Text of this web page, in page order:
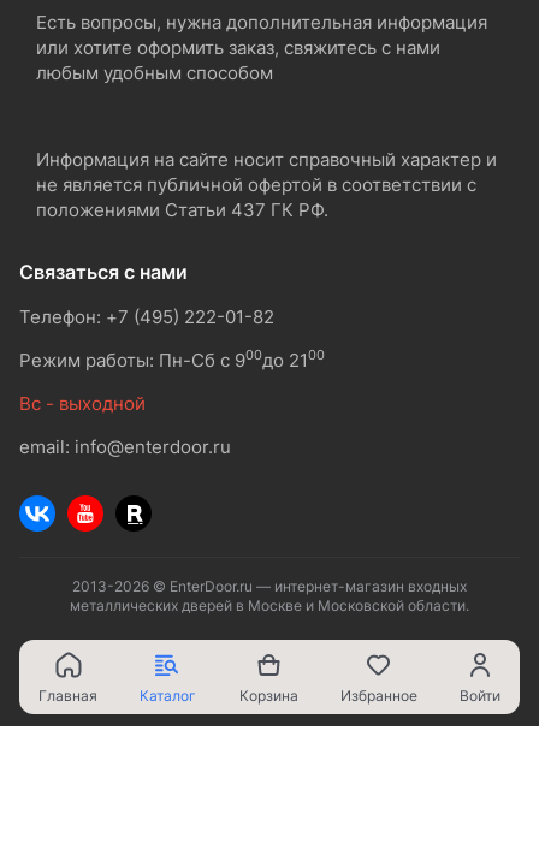
Есть вопросы, нужна дополнительная информация
или хотите оформить заказ, свяжитесь с нами
любым удобным способом
Информация на сайте носит справочный характер и
не является публичной офертой в соответствии с
положениями Статьи 437 ГК РФ.
Связаться с нами
Телефон: +7 (495) 222-01-82
Режим работы: Пн-Сб с 900до 2100
Вс - выходной
email: info@enterdoor.ru
2013-2026 © EnterDoor.ru — интернет-магазин входных
металлических дверей в Москве и Московской области.
Главная Каталог Корзина Избранное Войти